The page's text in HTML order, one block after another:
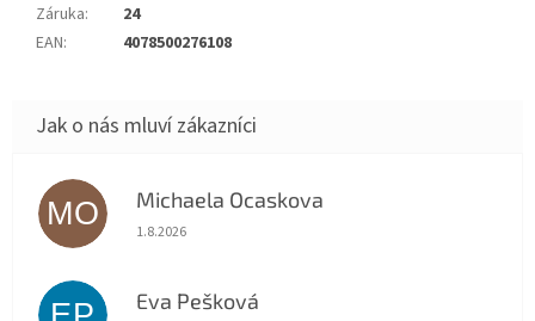
Záruka:
24
EAN: 4078500276108
MO Michaela Ocaskova
Hodnocení obchodu je 5 z 5 hvězdiček.
1.8.2026
Eva Pešková